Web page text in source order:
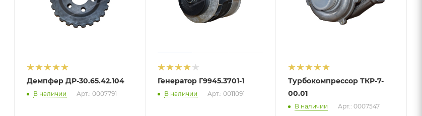
Демпфер ДР-30.65.42.104
В наличии Арт.: 0007791
Генератор Г9945.3701-1
В наличии Арт.: 0011091
Турбокомпрессор ТКР-7-
00.01
В наличии Арт.: 0007547